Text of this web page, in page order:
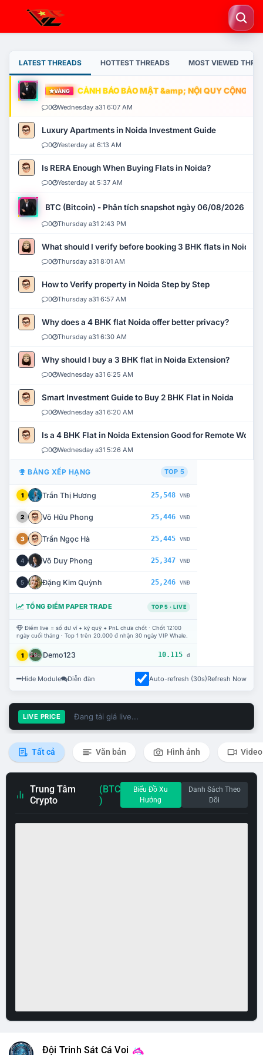
LATEST THREADS HOTTEST THREADS MOST VIEWED
VÀNG CẢNH BÁO BẢO MẬT &amp; NỘI QUY CỘNG
0 Wednesday a31 6:07 AM
Luxury Apartments in Noida Investment Guide
0 Yesterday at 6:13 AM
Is RERA Enough When Buying Flats in Noida?
0 Yesterday at 5:37 AM
BTC (Bitcoin) - Phân tích snapshot ngày 06/08/2026
0 Thursday a31 2:43 PM
What should I verify before booking 3 BHK flats in Noida?
0 Thursday a31 8:01 AM
How to Verify property in Noida Step by Step
0 Thursday a31 6:57 AM
Why does a 4 BHK flat Noida offer better privacy?
0 Thursday a31 6:30 AM
Why should I buy a 3 BHK flat in Noida Extension?
0 Wednesday a31 6:25 AM
Smart Investment Guide to Buy 2 BHK Flat in Noida
0 Wednesday a31 6:20 AM
Is a 4 BHK Flat in Noida Extension Good for Remote Work?
0 Wednesday a31 5:26 AM
BẢNG XẾP HẠNG TOP 5
1 Trần Thị Hương 25,548 VNĐ
2 Võ Hữu Phong 25,446 VNĐ
3 Trần Ngọc Hà 25,445 VNĐ
4 Võ Duy Phong 25,347 VNĐ
5 Đặng Kim Quỳnh 25,246 VNĐ
TỔNG ĐIỂM PAPER TRADE TOP 5 · LIVE
Điểm live = số dư ví + ký quỹ + PnL chưa chốt · Chốt 12:00
ngày cuối tháng · Top 1 trên 20.000 đ nhận 30 ngày VIP Whale.
1 Demo123 10.115 đ
Hide Module Diễn đàn Auto-refresh (30s)Refresh Now
LIVE PRICE Đang tải giá live...
Tất cả Văn bản Hình ảnh Video
Trung Tâm
Crypto
(BTC
)
Biểu Đồ Xu
Hướng
Danh Sách Theo
Dõi
Đội Trinh Sát Cá Voi